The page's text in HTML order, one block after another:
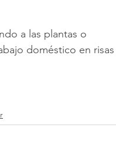
a las plantas o
doméstico en risas